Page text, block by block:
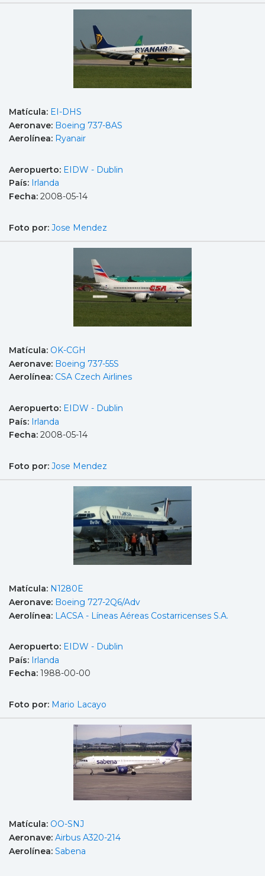
Matícula: EI-DHS
Aeronave: Boeing 737-8AS
Aerolínea: Ryanair
Aeropuerto: EIDW - Dublin
País: Irlanda
Fecha: 2008-05-14
Foto por: Jose Mendez
Matícula: OK-CGH
Aeronave: Boeing 737-55S
Aerolínea: CSA Czech Airlines
Aeropuerto: EIDW - Dublin
País: Irlanda
Fecha: 2008-05-14
Foto por: Jose Mendez
Matícula: N1280E
Aeronave: Boeing 727-2Q6/Adv
Aerolínea: LACSA - Líneas Aéreas Costarricenses S.A.
Aeropuerto: EIDW - Dublin
País: Irlanda
Fecha: 1988-00-00
Foto por: Mario Lacayo
Matícula: OO-SNJ
Aeronave: Airbus A320-214
Aerolínea: Sabena